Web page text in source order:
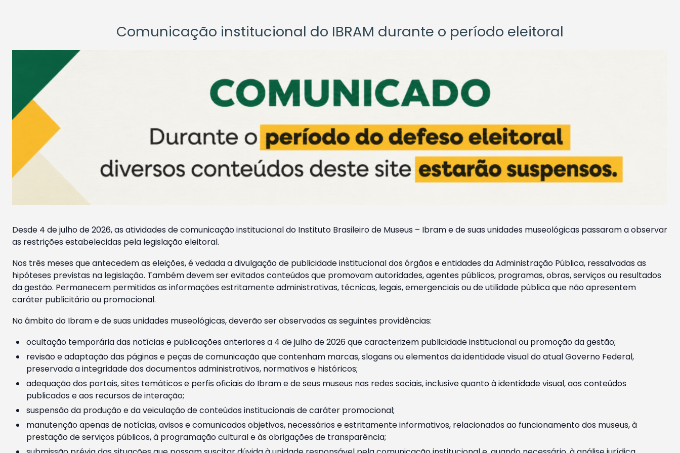
Comunicação institucional do IBRAM durante o período eleitoral
Desde 4 de julho de 2026, as atividades de comunicação institucional do Instituto Brasileiro de Museus – Ibram e de suas unidades museológicas passaram a observar
as restrições estabelecidas pela legislação eleitoral.
Nos três meses que antecedem as eleições, é vedada a divulgação de publicidade institucional dos órgãos e entidades da Administração Pública, ressalvadas as
hipóteses previstas na legislação. Também devem ser evitados conteúdos que promovam autoridades, agentes públicos, programas, obras, serviços ou resultados
da gestão. Permanecem permitidas as informações estritamente administrativas, técnicas, legais, emergenciais ou de utilidade pública que não apresentem
caráter publicitário ou promocional.
No âmbito do Ibram e de suas unidades museológicas, deverão ser observadas as seguintes providências:
ocultação temporária das notícias e publicações anteriores a 4 de julho de 2026 que caracterizem publicidade institucional ou promoção da gestão;
revisão e adaptação das páginas e peças de comunicação que contenham marcas, slogans ou elementos da identidade visual do atual Governo Federal,
preservada a integridade dos documentos administrativos, normativos e históricos;
adequação dos portais, sites temáticos e perfis oficiais do Ibram e de seus museus nas redes sociais, inclusive quanto à identidade visual, aos conteúdos
publicados e aos recursos de interação;
suspensão da produção e da veiculação de conteúdos institucionais de caráter promocional;
manutenção apenas de notícias, avisos e comunicados objetivos, necessários e estritamente informativos, relacionados ao funcionamento dos museus, à
prestação de serviços públicos, à programação cultural e às obrigações de transparência;